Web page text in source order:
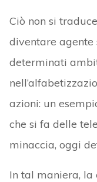
Ciò non si
diventare
determinati
azioni: un
che si fa delle
minaccia, oggi
In tal maniera, la